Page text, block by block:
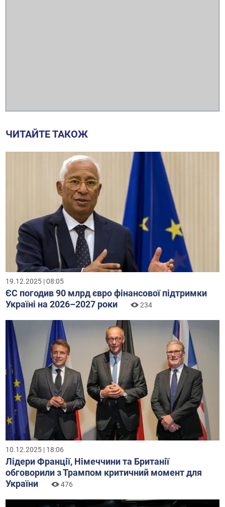
ЧИТАЙТЕ ТАКОЖ
19.12.2025 | 08:05
ЄС погодив 90 млрд євро фінансової підтримки
Україні на 2026–2027 роки
234
10.12.2025 | 18:06
Лідери Франції, Німеччини та Британії
обговорили з Трампом критичний момент для
України
476